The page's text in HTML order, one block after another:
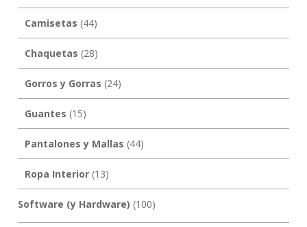
Camisetas (44)
Chaquetas (28)
Gorros y Gorras (24)
Guantes (15)
Pantalones y Mallas (44)
Ropa Interior(13)
Software (y Hardware) (100)